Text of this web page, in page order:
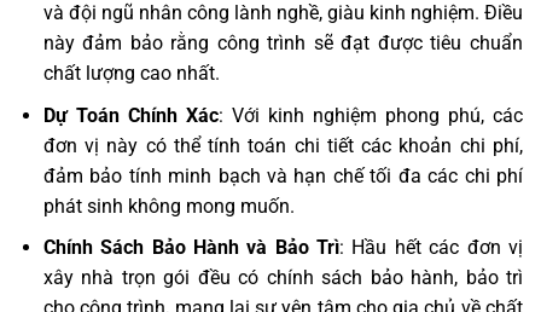
và đội ngũ nhân công lành nghề, giàu kinh nghiệm. Điều
này đảm bảo rằng công trình sẽ đạt được tiêu chuẩn
chất lượng cao nhất.
Dự Toán Chính Xác: Với kinh nghiệm phong phú, các
đơn vị này có thể tính toán chi tiết các khoản chi phí,
đảm bảo tính minh bạch và hạn chế tối đa các chi phí
phát sinh không mong muốn.
Chính Sách Bảo Hành và Bảo Trì: Hầu hết các đơn vị
xây nhà trọn gói đều có chính sách bảo hành, bảo trì